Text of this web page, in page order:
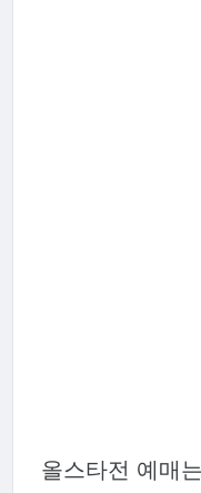
올스타전 예매